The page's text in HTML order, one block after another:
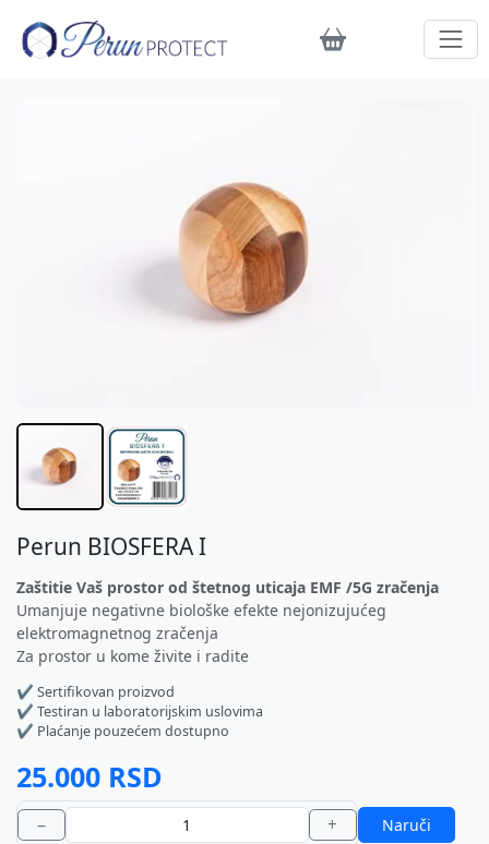
Perun BIOSFERA I
Zaštitie Vaš prostor od štetnog uticaja EMF /5G zračenja
Umanjuje negativne biološke efekte nejonizujućeg
elektromagnetnog zračenja
Za prostor u kome živite i radite
✔ Sertifikovan proizvod
✔ Testiran u laboratorijskim uslovima
✔ Plaćanje pouzećem dostupno
25.000 RSD
− + Naruči